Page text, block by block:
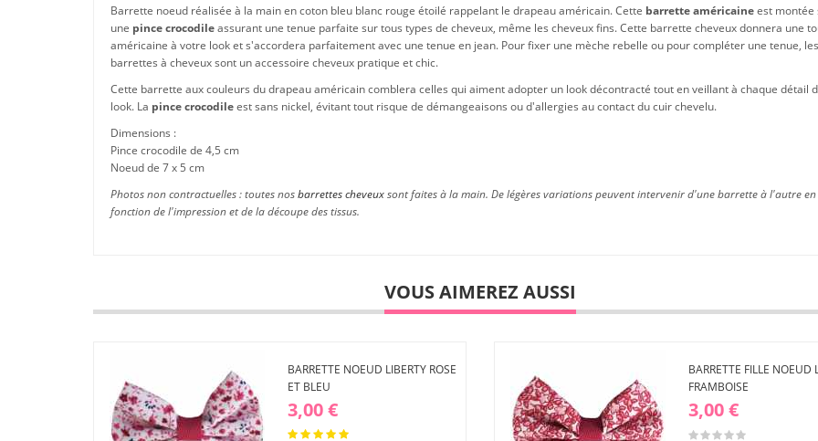
Barrette noeud réalisée à la main en coton bleu blanc rouge étoilé rappelant le drapeau américain. Cette barrette américaineest montée
une pince crocodileassurant une tenue parfaite sur tous types de cheveux, même les cheveux fins. Cette barrette cheveux donnera une
américaine à votre look et s'accordera parfaitement avec une tenue en jean. Pour fixer une mèche rebelle ou pour compléter une tenue, les
barrettes à cheveux sont un accessoire cheveux pratique et chic.
Cette barrette aux couleurs du drapeau américain comblera celles qui aiment adopter un look décontracté tout en veillant à chaque détail
look. La pince crocodileest sans nickel, évitant tout risque de démangeaisons ou d'allergies au contact du cuir chevelu.
Dimensions :
Pince crocodile de 4,5 cm
Noeud de 7 x 5 cm
Photos non contractuelles : toutes nosbarrettes cheveuxsont faites à la main. De légères variations peuvent intervenir d'une barrette à l'autre en
fonction de l'impression et de la découpe des tissus.
VOUS AIMEREZ AUSSI
BARRETTE NOEUD LIBERTY ROSE
ET BLEU
3,00 €
BARRETTE FILLE NOEUD
FRAMBOISE
3,00 €